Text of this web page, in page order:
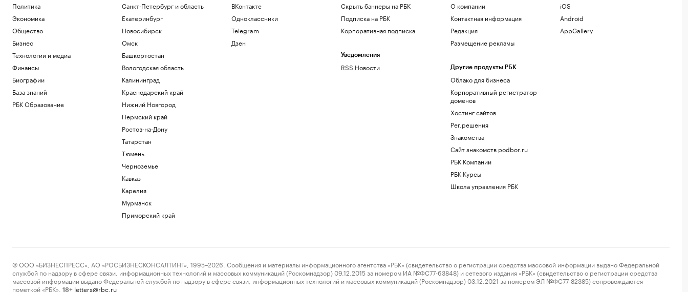
Политика
Экономика
Общество
Бизнес
Технологии и медиа
Финансы
Биографии
База знаний
РБК Образование
Санкт-Петербург и область
Екатеринбург
Новосибирск
Омск
Башкортостан
Вологодская область
Калининград
Краснодарский край
Нижний Новгород
Пермский край
Ростов-на-Дону
Татарстан
Тюмень
Черноземье
Кавказ
Карелия
Мурманск
Приморский край
ВКонтакте
Одноклассники
Telegram
Дзен
Скрыть баннеры на РБК
Подписка на РБК
Корпоративная подписка
Уведомления
RSS Новости
О компании
Контактная информация
Редакция
Размещение рекламы
Другие продукты РБК
Облако для бизнеса
Корпоративный регистратор
доменов
Хостинг сайтов
Рег.решения
Знакомства
Сайт знакомств podbor.ru
РБК Компании
РБК Курсы
Школа управления РБК
iOS
Android
AppGallery
© ООО «БИЗНЕСПРЕСС», АО «РОСБИЗНЕСКОНСАЛТИНГ», 1995–2026. Сообщения и материалы информационного агентства «РБК» (свидетельство о регистрации средства массовой информации выдано Федеральной
службой по надзору в сфере связи, информационных технологий и массовых коммуникаций (Роскомнадзор) 09.12.2015 за номером ИА №ФС77-63848) и сетевого издания «РБК» (свидетельство о регистрации средства
массовой информации выдано Федеральной службой по надзору в сфере связи, информационных технологий и массовых коммуникаций (Роскомнадзор) 03.12.2021 за номером ЭЛ №ФС77-82385) сопровождаются
пометкой «РБК».
18+ letters@rbc.ru